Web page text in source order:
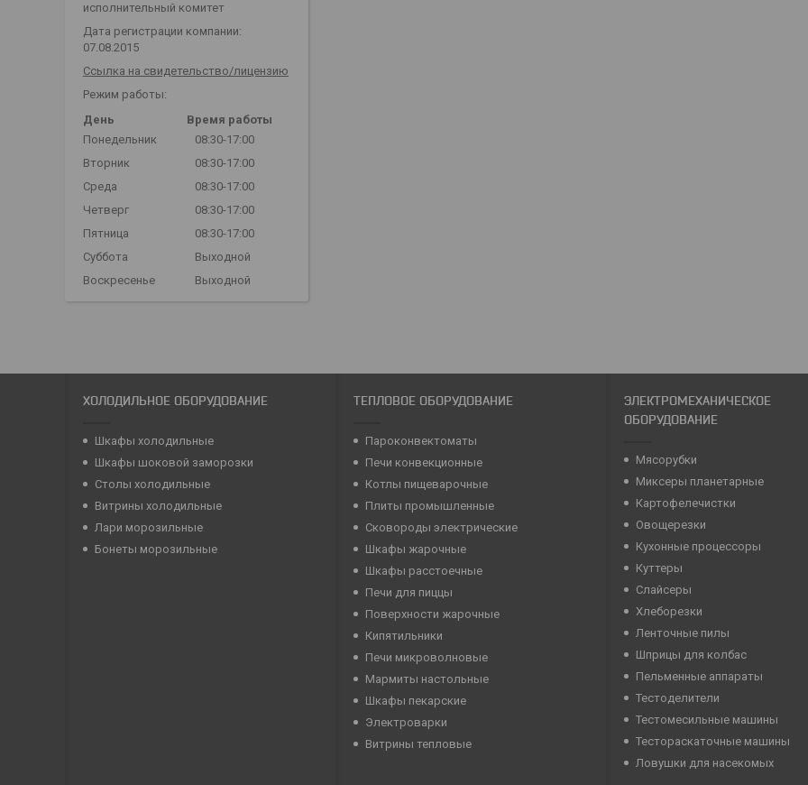
исполнительный комитет
Дата регистрации компании:
07.08.2015
Ссылка на свидетельство/лицензию
Режим работы:
День
Время работы
Понедельник
08:30-17:00
Вторник
08:30-17:00
Среда
08:30-17:00
Четверг
08:30-17:00
Пятница
08:30-17:00
Суббота
Выходной
Воскресенье
Выходной
ХОЛОДИЛЬНОЕ ОБОРУДОВАНИЕ
Шкафы холодильные
Шкафы шоковой заморозки
Столы холодильные
Витрины холодильные
Лари морозильные
Бонеты морозильные
ТЕПЛОВОЕ ОБОРУДОВАНИЕ
Пароконвектоматы
Печи конвекционные
Котлы пищеварочные
Плиты промышленные
Сковороды электрические
Шкафы жарочные
Шкафы расстоечные
Печи для пиццы
Поверхности жарочные
Кипятильники
Печи микроволновые
Мармиты настольные
Шкафы пекарские
Электроварки
Витрины тепловые
ЭЛЕКТРОМЕХАНИЧЕСКОЕ
ОБОРУДОВАНИЕ
Мясорубки
Миксеры планетарные
Картофелечистки
Овощерезки
Кухонные процессоры
Куттеры
Слайсеры
Хлеборезки
Ленточные пилы
Шприцы для колбас
Пельменные аппараты
Тестоделители
Тестомесильные машины
Тестораскаточные машины
Ловушки для насекомых